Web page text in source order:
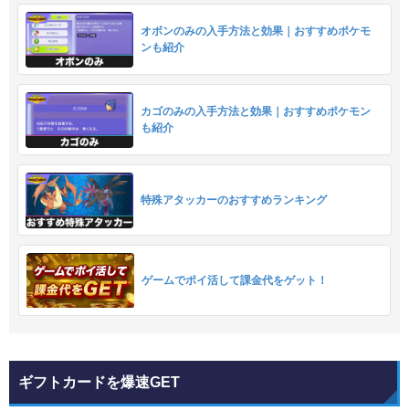
オボンのみの入手方法と効果｜おすすめポケモ
ンも紹介
カゴのみの入手方法と効果｜おすすめポケモン
も紹介
特殊アタッカーのおすすめランキング
ゲームでポイ活して課金代をゲット！
ギフトカードを爆速GET